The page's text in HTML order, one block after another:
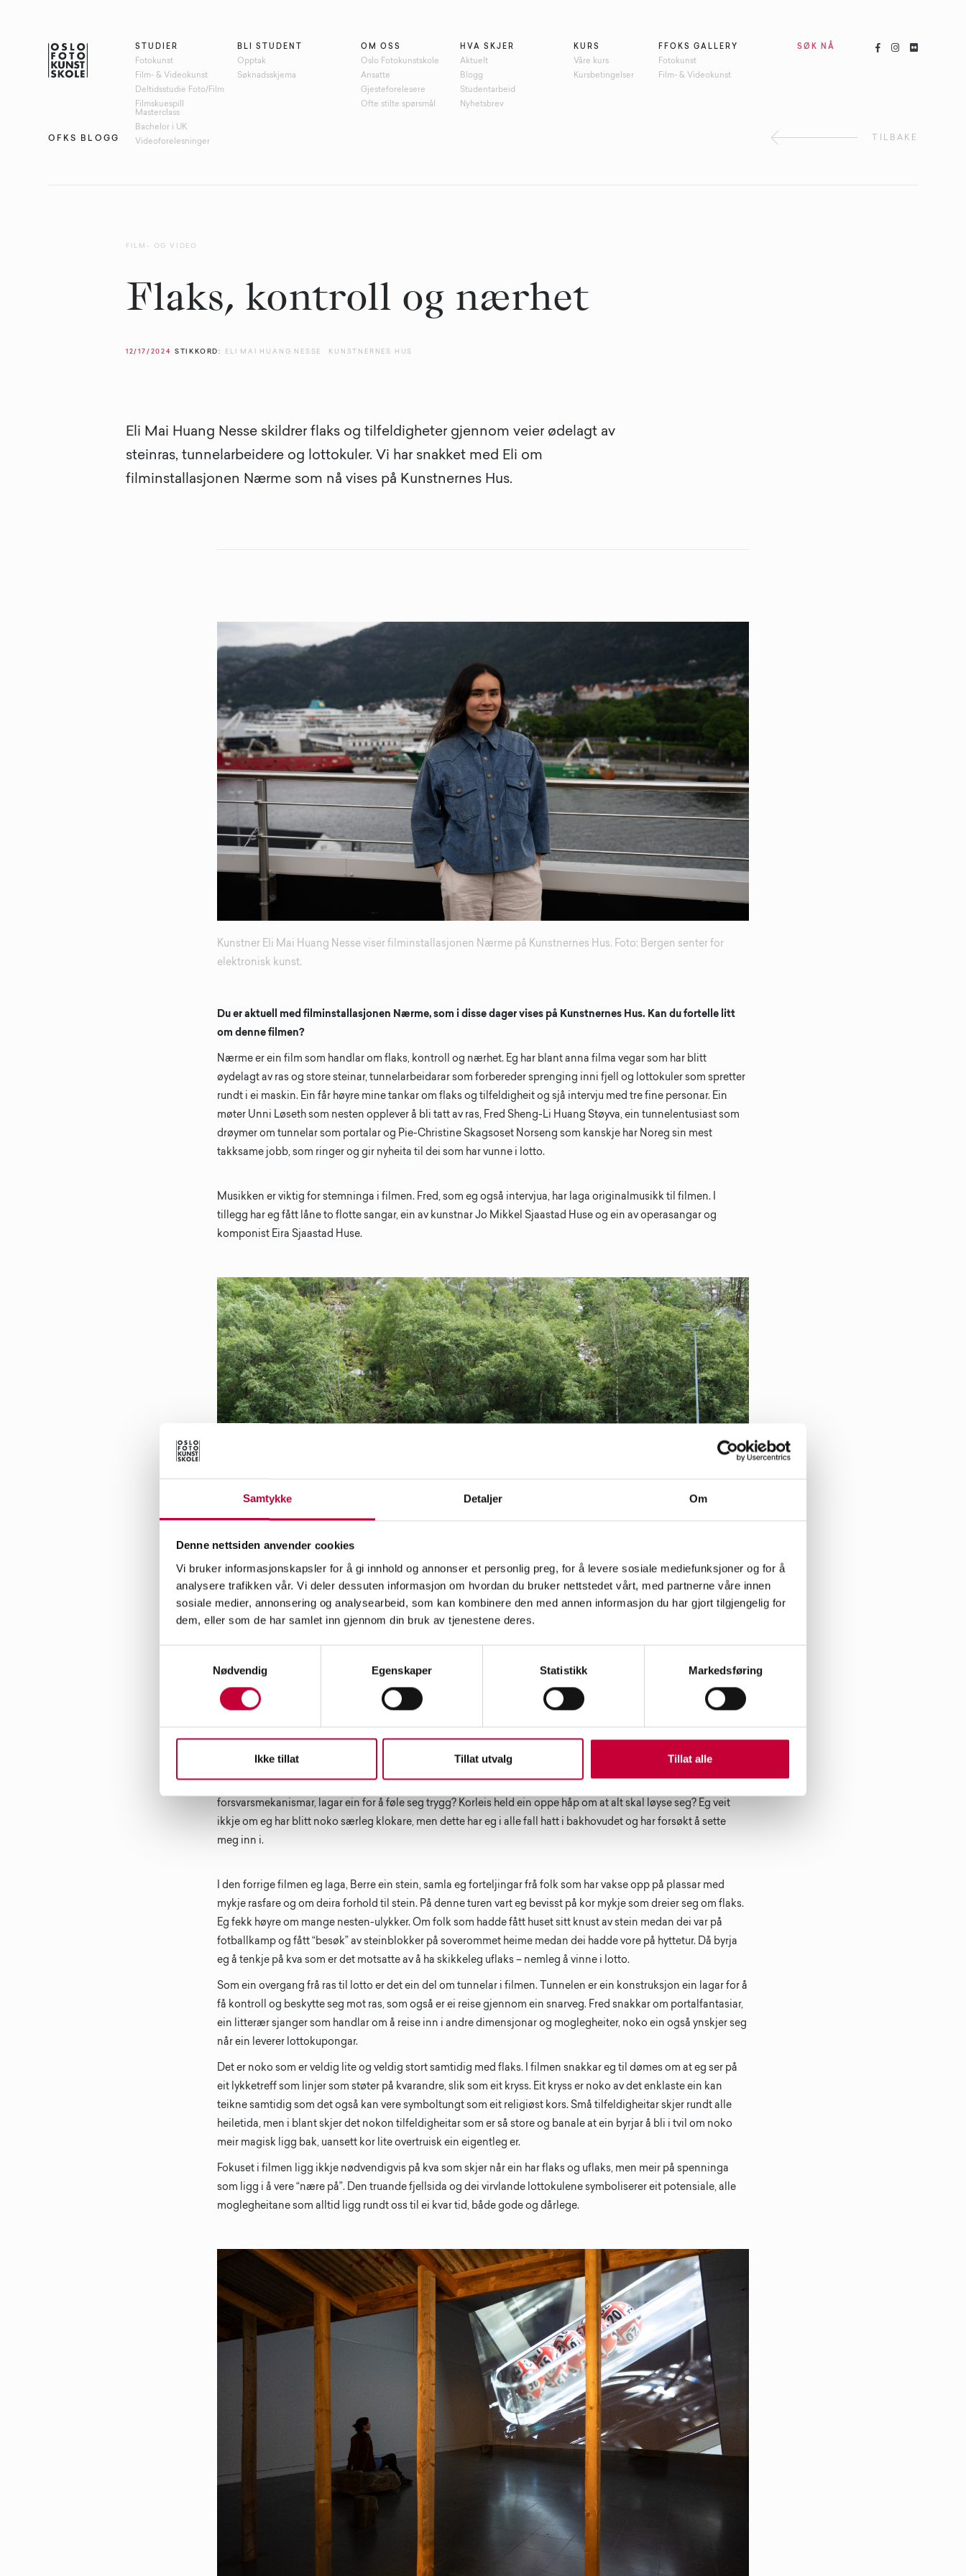
Samtykke Detaljer Om
Denne nettsiden anvender cookies
Vi bruker informasjonskapsler for å gi innhold og annonser et personlig preg, for å levere sosiale mediefunksjoner og for å
analysere trafikken vår. Vi deler dessuten informasjon om hvordan du bruker nettstedet vårt, med partnerne våre innen
sosiale medier, annonsering og analysearbeid, som kan kombinere den med annen informasjon du har gjort tilgjengelig for
dem, eller som de har samlet inn gjennom din bruk av tjenestene deres.
Nødvendig
Egenskaper Statistikk Markedsføring
Ikke tillat Tillat utvalg Tillat alle
STUDIER
Fotokunst
Film- & Videokunst
Deltidsstudie Foto/Film
Filmskuespill
Masterclass
Bachelor i UK
Videoforelesninger
BLI STUDENT
Opptak
Søknadsskjema
OM OSS
Oslo Fotokunstskole
Ansatte
Gjesteforelesere
Ofte stilte spørsmål
HVA SKJER
Aktuelt
Blogg
Studentarbeid
Nyhetsbrev
KURS
Våre kurs
Kursbetingelser
FFOKS GALLERY
Fotokunst
Film- & Videokunst
SØK NÅ   
OFKS BLOGG TILBAKE
FILM- OG VIDEO
Flaks, kontroll og nærhet
12/17/2024 STIKKORD: ELI MAI HUANG NESSE KUNSTNERNES HUS
Eli Mai Huang Nesse skildrer flaks og tilfeldigheter gjennom veier ødelagt av
steinras, tunnelarbeidere og lottokuler. Vi har snakket med Eli om
filminstallasjonen Nærme som nå vises på Kunstnernes Hus.
Kunstner Eli Mai Huang Nesse viser filminstallasjonen Nærme på Kunstnernes Hus. Foto: Bergen senter for
elektronisk kunst.
Du er aktuell med filminstallasjonen Nærme, som i disse dager vises på Kunstnernes Hus. Kan du fortelle litt
om denne filmen?
Nærme er ein film som handlar om flaks, kontroll og nærhet. Eg har blant anna filma vegar som har blitt
øydelagt av ras og store steinar, tunnelarbeidarar som forbereder sprenging inni fjell og lottokuler som spretter
rundt i ei maskin. Ein får høyre mine tankar om flaks og tilfeldigheit og sjå intervju med tre fine personar. Ein
møter Unni Løseth som nesten opplever å bli tatt av ras, Fred Sheng-Li Huang Støyva, ein tunnelentusiast som
drøymer om tunnelar som portalar og Pie-Christine Skagsoset Norseng som kanskje har Noreg sin mest
takksame jobb, som ringer og gir nyheita til dei som har vunne i lotto.
Musikken er viktig for stemninga i filmen. Fred, som eg også intervjua, har laga originalmusikk til filmen. I
tillegg har eg fått låne to flotte sangar, ein av kunstnar Jo Mikkel Sjaastad Huse og ein av operasangar og
komponist Eira Sjaastad Huse.
I filmen sammenflettes et møte med en person som med en hårsbredd har unngått steinras og døden, med
lottotrekning hos Norsk Tipping på Hamar. Kan du fortelle om dette flettverket mellom risiko, håp,
I starten av prosessen til Nærme stilte eg meg spørsmål som: Korleis skyver ein unna frykt for å rase saman?
forsvarsmekanismar, lagar ein for å føle seg trygg? Korleis held ein oppe håp om at alt skal løyse seg? Eg veit
ikkje om eg har blitt noko særleg klokare, men dette har eg i alle fall hatt i bakhovudet og har forsøkt å sette
meg inn i.
I den forrige filmen eg laga, Berre ein stein, samla eg forteljingar frå folk som har vakse opp på plassar med
mykje rasfare og om deira forhold til stein. På denne turen vart eg bevisst på kor mykje som dreier seg om flaks.
Eg fekk høyre om mange nesten-ulykker. Om folk som hadde fått huset sitt knust av stein medan dei var på
fotballkamp og fått “besøk” av steinblokker på soverommet heime medan dei hadde vore på hyttetur. Då byrja
eg å tenkje på kva som er det motsatte av å ha skikkeleg uflaks – nemleg å vinne i lotto.
Som ein overgang frå ras til lotto er det ein del om tunnelar i filmen. Tunnelen er ein konstruksjon ein lagar for å
få kontroll og beskytte seg mot ras, som også er ei reise gjennom ein snarveg. Fred snakkar om portalfantasiar,
ein litterær sjanger som handlar om å reise inn i andre dimensjonar og moglegheiter, noko ein også ynskjer seg
når ein leverer lottokupongar.
Det er noko som er veldig lite og veldig stort samtidig med flaks. I filmen snakkar eg til dømes om at eg ser på
eit lykketreff som linjer som støter på kvarandre, slik som eit kryss. Eit kryss er noko av det enklaste ein kan
teikne samtidig som det også kan vere symboltungt som eit religiøst kors. Små tilfeldigheitar skjer rundt alle
heiletida, men i blant skjer det nokon tilfeldigheitar som er så store og banale at ein byrjar å bli i tvil om noko
meir magisk ligg bak, uansett kor lite overtruisk ein eigentleg er.
Fokuset i filmen ligg ikkje nødvendigvis på kva som skjer når ein har flaks og uflaks, men meir på spenninga
som ligg i å vere “nære på”. Den truande fjellsida og dei virvlande lottokulene symboliserer eit potensiale, alle
moglegheitane som alltid ligg rundt oss til ei kvar tid, både gode og dårlege.